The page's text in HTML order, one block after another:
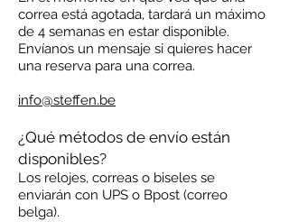
correa está agotada, tardará un máximo
de 4 semanas en estar disponible.
Envíanos un mensaje si quieres hacer
una reserva para una correa.
info@steffen.be
¿Qué métodos de envío están
disponibles?
Los relojes, correas o biseles se
enviarán con UPS o Bpost (correo
belga).